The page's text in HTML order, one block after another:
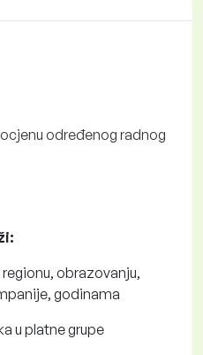
određenog radnog
obrazovanju,
godinama
u platne grupe